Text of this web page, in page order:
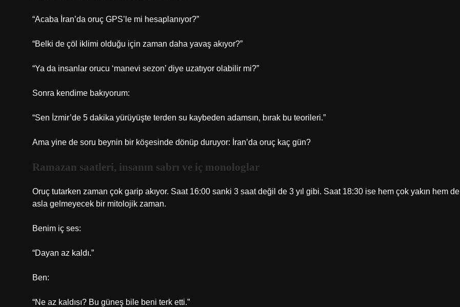
“Acaba İran’da oruç GPS’le mi hesaplanıyor?”
“Belki de çöl iklimi olduğu için zaman daha yavaş akıyor?”
“Ya da insanlar orucu ‘manevi sezon’ diye uzatıyor olabilir mi?”
Sonra kendime bakıyorum:
“Sen İzmir’de 5 dakika yürüyüşte terden su kaybeden adamsın, bırak bu teorileri.”
Ama yine de soru beynin bir köşesinde dönüp duruyor: İran’da oruç kaç gün?
Ramazan saatleri, insanın sabrı ve iç monologlar
Oruç tutarken zaman çok garip akıyor. Saat 16:00 sanki 3 saat değil de 3 yıl gibi. Saat 18:30 ise hem çok yakın hem de
asla gelmeyecek bir mitolojik zaman.
Benim iç ses:
“Dayan az kaldı.”
Ben:
“Ne az kaldısı? Bu güneş bile beni terk etti.”